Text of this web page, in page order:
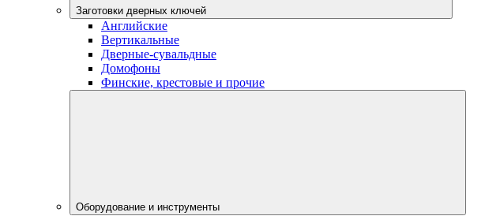
Заготовки дверных ключей
Английские
Вертикальные
Дверные-сувальдные
Домофоны
Финские, крестовые и прочие
Оборудование и инструменты